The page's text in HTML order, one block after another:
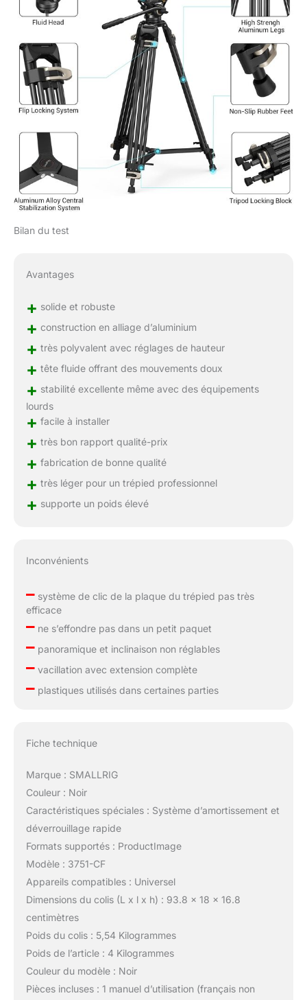
l'emplacement de
fixation de la vis des
jambes sont bien serrés
avant chaque utilisation
et vérifiez régulièrement
l'état de serrage pendant
la prise de vue
Bilan du test
Avantages
+ solide et robuste
+ construction en alliage d’aluminium
+ très polyvalent avec réglages de hauteur
+ tête fluide offrant des mouvements doux
+ stabilité excellente même avec des équipements
lourds
+ facile à installer
+ très bon rapport qualité-prix
+ fabrication de bonne qualité
+ très léger pour un trépied professionnel
+ supporte un poids élevé
Inconvénients
–système de clic de la plaque du trépied pas très
efficace
–ne s’effondre pas dans un petit paquet
–panoramique et inclinaison non réglables
–vacillation avec extension complète
–plastiques utilisés dans certaines parties
Fiche technique
Marque : SMALLRIG
Couleur : Noir
Caractéristiques spéciales : Système d’amortissement et
déverrouillage rapide
Formats supportés : ProductImage
Modèle : 3751-CF
Appareils compatibles : Universel
Dimensions du colis (L x l x h) : 93.8 x 18 x 16.8
centimètres
Poids du colis : 5,54 Kilogrammes
Poids de l’article : 4 Kilogrammes
Couleur du modèle : Noir
Pièces incluses : 1 manuel d’utilisation (français non